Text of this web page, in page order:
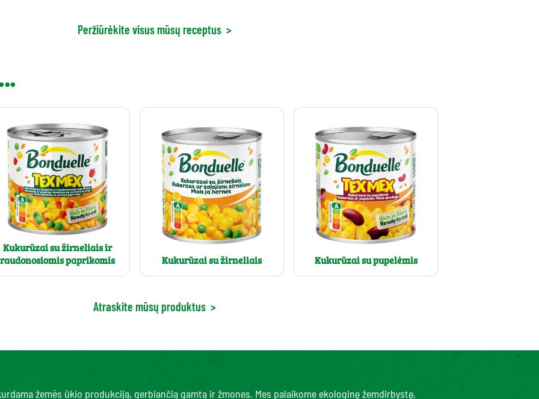
Peržiūrėkite visus mūsų receptus >
Kukurūzai su žirneliais ir
raudonosiomis paprikomis
Kukurūzai su žirneliais Kukurūzai su pupelėmis
Atraskite mūsų produktus >
žemės ūkio produkciją, gerbiančią gamtą ir žmones. Mes palaikome ekologinę žemdirbystę,